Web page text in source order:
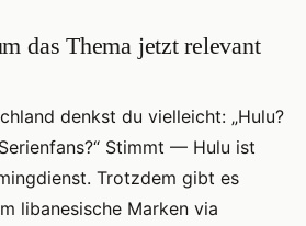
das Thema jetzt relevant
denkst du vielleicht: „Hulu?
Stimmt — Hulu ist
Trotzdem gibt es
libanesische Marken via